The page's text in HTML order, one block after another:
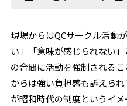
現場からはQCサークル活動
い」「意味が感じられない
の合間に活動を強制される
からは強い負担感も訴えら
が昭和時代の制度というイ